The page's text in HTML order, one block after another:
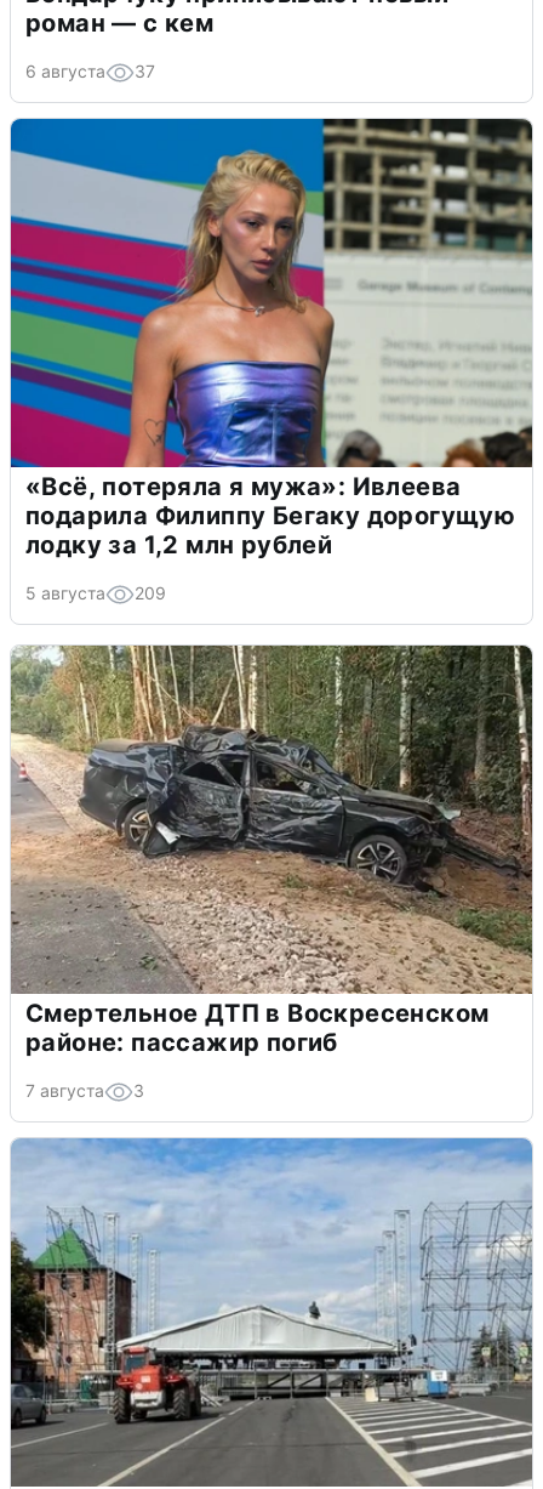
роман — с кем
6 августа 37
«Всё, потеряла я мужа»: Ивлеева
подарила Филиппу Бегаку дорогущую
лодку за 1,2 млн рублей
5 августа 209
Смертельное ДТП в Воскресенском
районе: пассажир погиб
7 августа 3